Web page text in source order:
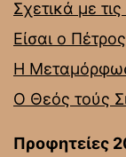
Σχετικά με
Είσαι ο
Η
Ο Θεός τούς
Προφητείες